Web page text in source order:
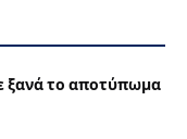
ξανά το αποτύπωμα